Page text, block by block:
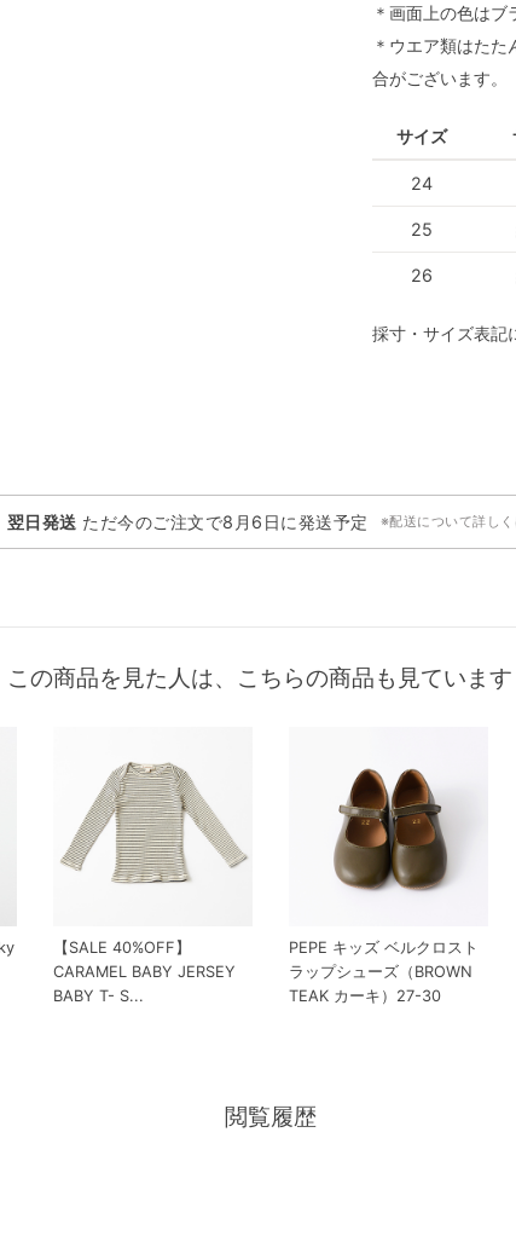
＊画面上の色はブ
＊ウエア類はた
合がございます。
サイズ
24
25
26
採寸・サイズ表記
翌日発送 ただ今のご注文で8月6日に発送予定 ※配送について詳し
この商品を見た人は、こちらの商品も見ています
【SALE 40%OFF】
CARAMEL BABY JERSEY
BABY T- S...
PEPE キッズ ベルクロスト
ラップシューズ（BROWN
TEAK カーキ）27-30
閲覧履歴